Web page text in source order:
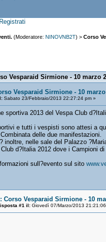
Registrati
(Moderatore: NINOVNB2T) > Corso
Vesparaid Sirmione - 10 marzo
Vesparaid Sirmione - 10 marzo
Sabato 23/Febbraio/2013 22:27:24 pm »
sportiva 2013 del Vespa Club
e tutti i vespisti sono attesi a
delle due manifestazioni.
inoltre, nelle sale del Palazzo
d?Italia 2012 dove i Campioni
sull?evento sul sito
Corso Vesparaid Sirmione - 10
#1 il: Giovedì 07/Marzo/2013